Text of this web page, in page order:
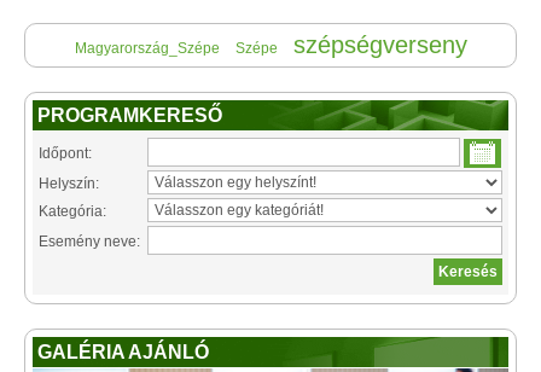
Magyarország_Szépe Szépe szépségverseny
PROGRAMKERESŐ
Időpont:
Helyszín:
Kategória:
Esemény neve:
GALÉRIA AJÁNLÓ